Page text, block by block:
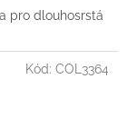
pro dlouhosrstá
Kód: COL3364